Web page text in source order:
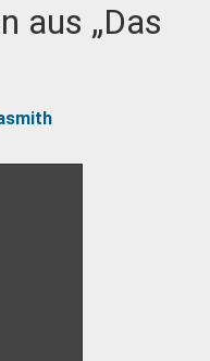
aus „Das